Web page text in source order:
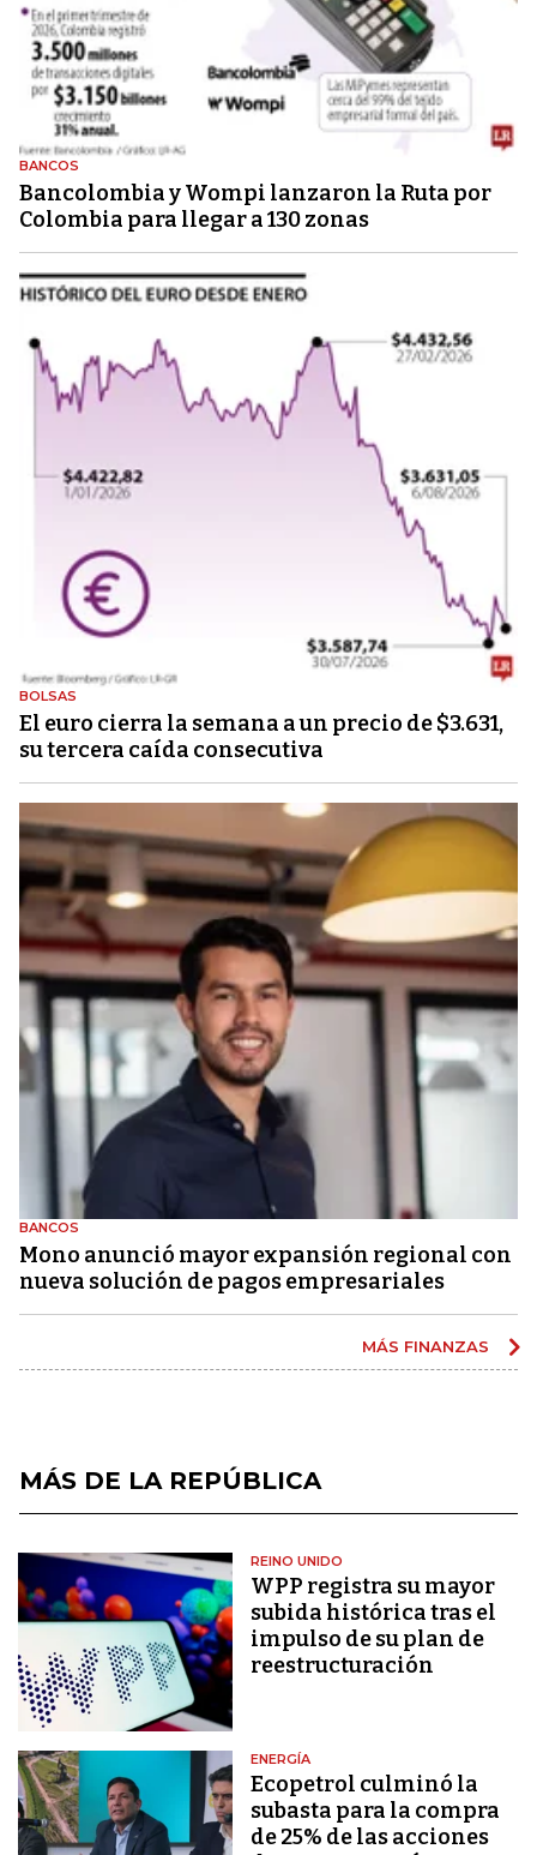
BANCOS
Bancolombia y Wompi lanzaron la Ruta por
Colombia para llegar a 130 zonas
BOLSAS
El euro cierra la semana a un precio de $3.631,
su tercera caída consecutiva
BANCOS
Mono anunció mayor expansión regional con
nueva solución de pagos empresariales
MÁS FINANZAS
MÁS DE LA REPÚBLICA
REINO UNIDO
WPP registra su mayor
subida histórica tras el
impulso de su plan de
reestructuración
ENERGÍA
Ecopetrol culminó la
subasta para la compra
de 25% de las acciones